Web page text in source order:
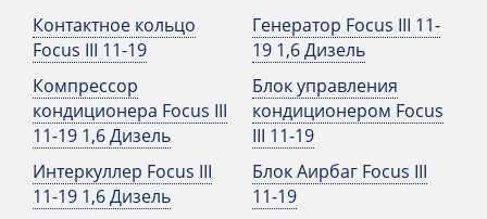
Контактное кольцо
Focus III 11-19
Компрессор
кондиционера Focus III
11-19 1,6 Дизель
Интеркуллер Focus III
11-19 1,6 Дизель
Генератор Focus III 11-
19 1,6 Дизель
Блок управления
кондиционером Focus
III 11-19
Блок Аирбаг Focus III
11-19